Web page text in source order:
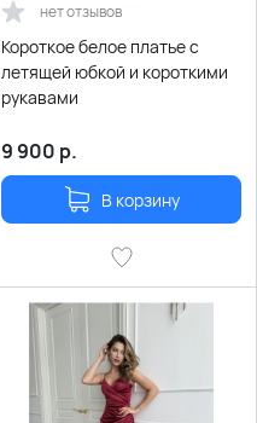
нет отзывов
Короткое белое платье с
летящей юбкой и короткими
рукавами
9 900 р.
В корзину